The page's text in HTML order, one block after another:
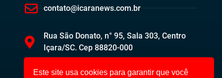
contato@icaranews.com.br
Rua São Donato, n° 95, Sala 303, Centro
Içara/SC. Cep 88820-000
Este site usa cookies para garantir que você